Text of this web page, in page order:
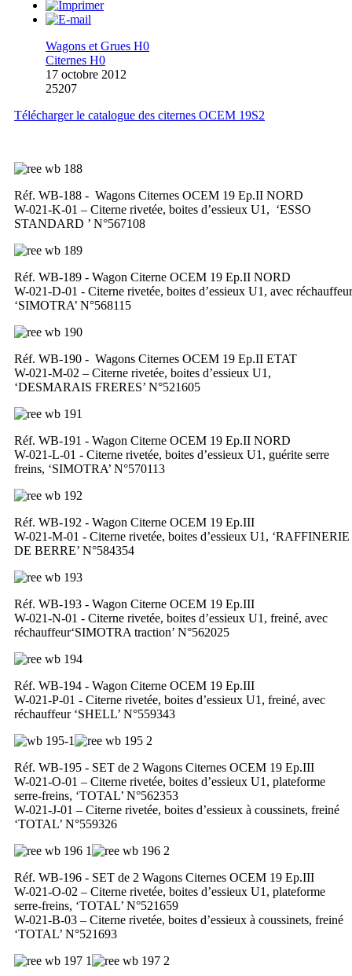
Wagons et Grues H0
Citernes H0
17 octobre 2012
25207
Télécharger le catalogue des citernes OCEM 19S2
Réf. WB-188 - Wagons Citernes OCEM 19 Ep.II NORD
W-021-K-01 – Citerne rivetée, boites d’essieux U1, ‘ESSO
STANDARD ’ N°567108
Réf. WB-189 - Wagon Citerne OCEM 19 Ep.II NORD
W-021-D-01 - Citerne rivetée, boites d’essieux U1, avec réchauffeur
‘SIMOTRA’ N°568115
Réf. WB-190 - Wagons Citernes OCEM 19 Ep.II ETAT
W-021-M-02 – Citerne rivetée, boites d’essieux U1,
‘DESMARAIS FRERES’ N°521605
Réf. WB-191 - Wagon Citerne OCEM 19 Ep.II NORD
W-021-L-01 - Citerne rivetée, boites d’essieux U1, guérite serre
freins, ‘SIMOTRA’ N°570113
Réf. WB-192 - Wagon Citerne OCEM 19 Ep.III
W-021-M-01 - Citerne rivetée, boites d’essieux U1, ‘RAFFINERIE
DE BERRE’ N°584354
Réf. WB-193 - Wagon Citerne OCEM 19 Ep.III
W-021-N-01 - Citerne rivetée, boites d’essieux U1, freiné, avec
réchauffeur‘SIMOTRA traction’ N°562025
Réf. WB-194 - Wagon Citerne OCEM 19 Ep.III
W-021-P-01 - Citerne rivetée, boites d’essieux U1, freiné, avec
réchauffeur ‘SHELL’ N°559343
Réf. WB-195 - SET de 2 Wagons Citernes OCEM 19 Ep.III
W-021-O-01 – Citerne rivetée, boites d’essieux U1, plateforme
serre-freins, ‘TOTAL’ N°562353
W-021-J-01 – Citerne rivetée, boites d’essieux à coussinets, freiné
‘TOTAL’ N°559326
Réf. WB-196 - SET de 2 Wagons Citernes OCEM 19 Ep.III
W-021-O-02 – Citerne rivetée, boites d’essieux U1, plateforme
serre-freins, ‘TOTAL’ N°521659
W-021-B-03 – Citerne rivetée, boites d’essieux à coussinets, freiné
‘TOTAL’ N°521693